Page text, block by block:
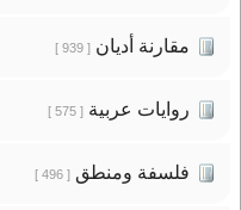
مقارنة أديان[ 939 ]
روايات عربية[ 575 ]
فلسفة ومنطق[ 496 ]